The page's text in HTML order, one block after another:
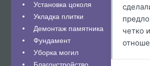
Установка цоколя
Укладка плитки
Демонтаж памятника
Фундамент
Уборка могил
четко